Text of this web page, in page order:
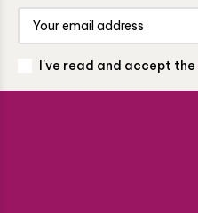
I've read and accept the